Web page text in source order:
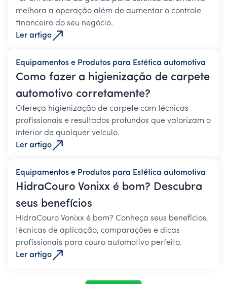
melhora a operação além de aumentar o controle
financeiro do seu negócio.
Ler artigo
Equipamentos e Produtos para Estética automotiva
Como fazer a higienização de carpete
automotivo corretamente?
Ofereça higienização de carpete com técnicas
profissionais e resultados profundos que valorizam o
interior de qualquer veículo.
Ler artigo
Equipamentos e Produtos para Estética automotiva
HidraCouro Vonixx é bom? Descubra
seus benefícios
HidraCouro Vonixx é bom? Conheça seus benefícios,
técnicas de aplicação, comparações e dicas
profissionais para couro automotivo perfeito.
Ler artigo